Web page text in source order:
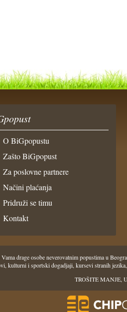
O BiGpopustu
Zašto BiGpopust
Za poslovne partnere
Načini plaćanja
Pridruži se timu
Kontakt
drage osobe neverovatnim popustima u
kulturni i sportski dogadjaji, kursevi stranih
TROŠITE MANJE,